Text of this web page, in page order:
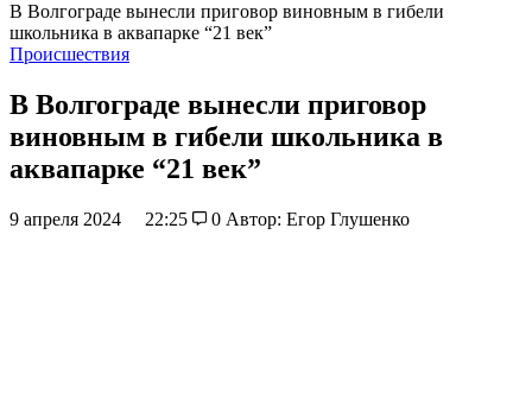
В Волгограде вынесли приговор виновным в гибели
школьника в аквапарке “21 век”
Происшествия
В Волгограде вынесли приговор
виновным в гибели школьника в
аквапарке “21 век”
9 апреля 2024 22:25 0 Автор: Егор Глушенко